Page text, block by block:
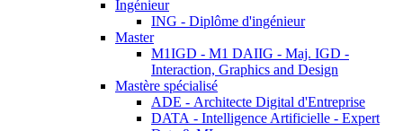
Ingénieur
ING - Diplôme d'ingénieur
Master
M1IGD - M1 DAIIG - Maj. IGD -
Interaction, Graphics and Design
Mastère spécialisé
ADE - Architecte Digital d'Entreprise
DATA - Intelligence Artificielle - Expert